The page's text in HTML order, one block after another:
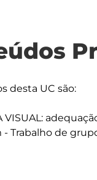
desta UC são:
VISUAL:
- Trabalho de